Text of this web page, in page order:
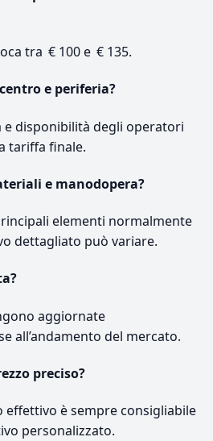
tra € 100 e € 135.
e periferia?
e disponibilità degli operatori
tariffa finale.
e manodopera?
elementi normalmente
dettagliato può variare.
aggiornate
all’andamento del mercato.
preciso?
effettivo è sempre consigliabile
personalizzato.